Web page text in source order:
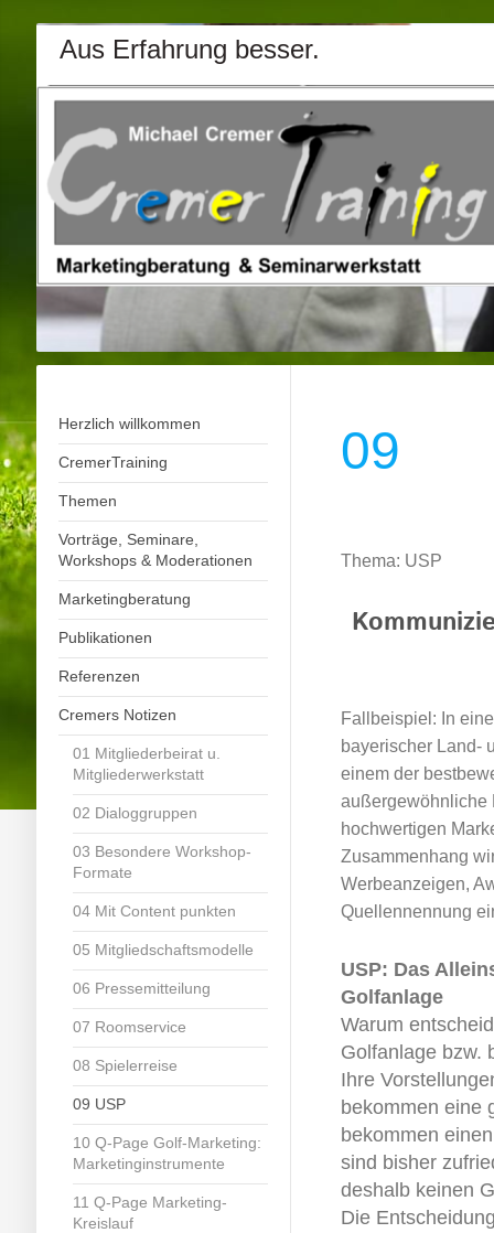
Aus Erfahrung besser.
Herzlich willkommen
CremerTraining
Themen
Vorträge, Seminare,
Workshops & Moderationen
Marketingberatung
Publikationen
Referenzen
Cremers Notizen
01 Mitgliederbeirat u.
Mitgliederwerkstatt
02 Dialoggruppen
03 Besondere Workshop-
Formate
04 Mit Content punkten
05 Mitgliedschaftsmodelle
06 Pressemitteilung
07 Roomservice
08 Spielerreise
09 USP
10 Q-Page Golf-Marketing:
Marketinginstrumente
11 Q-Page Marketing-
Kreislauf
09
Thema: USP
Fallbeispiel: In
bayerischer Land-
einem der
außergewöhnliche
hochwertigen
Zusammenhang
Werbeanzeigen,
Quellennennung
USP: Das
Golfanlage
Warum
Golfanlage bzw.
Ihre
bekommen eine
bekommen
sind bisher
deshalb keinen
Die